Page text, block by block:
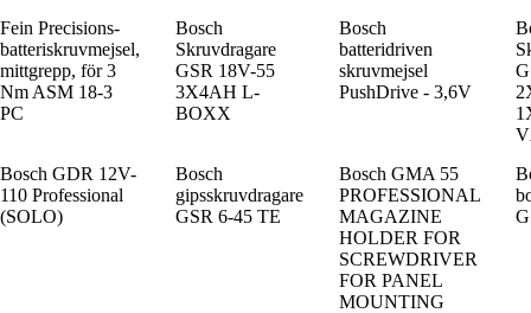
Fein Precisions-
batteriskruvmejsel,
mittgrepp, för 3
Nm ASM 18-3
PC
Bosch
Skruvdragare
GSR 18V-55
3X4AH L-
BOXX
Bosch
batteridriven
skruvmejsel
PushDrive - 3,6V
Bosch GDR 12V-
110 Professional
(SOLO)
Bosch
gipsskruvdragare
GSR 6-45 TE
Bosch GMA 55
PROFESSIONAL
MAGAZINE
HOLDER FOR
SCREWDRIVER
FOR PANEL
MOUNTING